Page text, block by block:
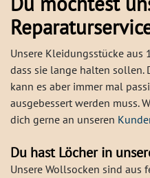
Unsere Kleidungsstücke aus
dass sie lange halten sollen.
kann es aber immer mal
ausgebessert werden muss.
dich gerne an unseren
Du hast Löcher in
Unsere Wollsocken sind